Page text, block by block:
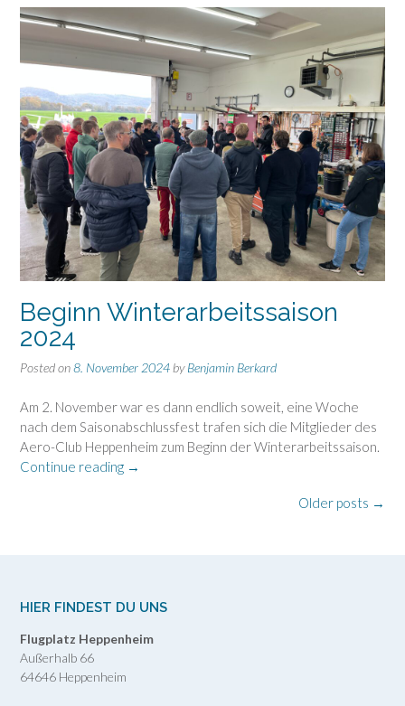
–
Schlittenrennen
in
der
Luft“
Beginn Winterarbeitssaison
2024
Posted on8. November 2024 byBenjamin Berkard
Am 2. November war es dann endlich soweit, eine Woche
nach dem Saisonabschlussfest trafen sich die Mitglieder des
Aero-Club Heppenheim zum Beginn der Winterarbeitssaison.
Continue reading „Beginn
→
Older posts →
HIER FINDEST DU UNS
Flugplatz Heppenheim
Außerhalb 66
64646 Heppenheim